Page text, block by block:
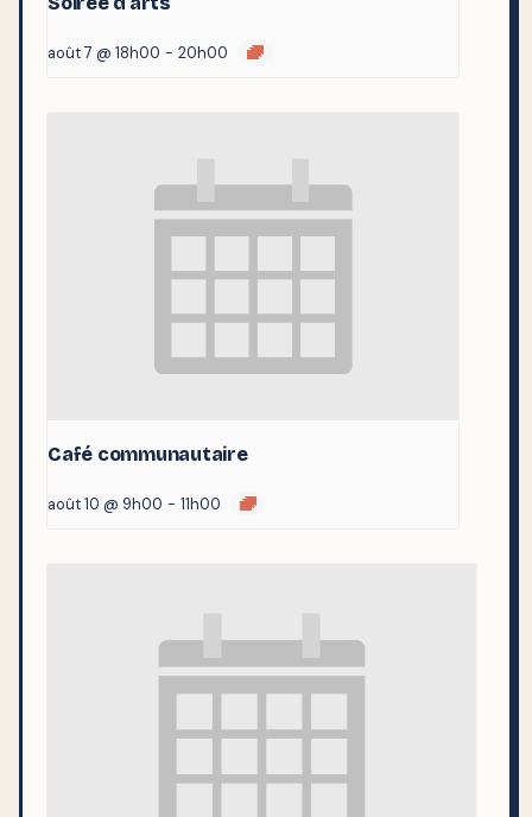
août 7 @ 18h00 - 20h00
Café communautaire
août 10 @ 9h00 - 11h00